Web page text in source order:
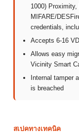
1000)
MIFARE/
credentials,
Accepts 6-16
Allows easy
Vicinity Smart
Internal tamper
is breached
สเปคทางเทคนิค